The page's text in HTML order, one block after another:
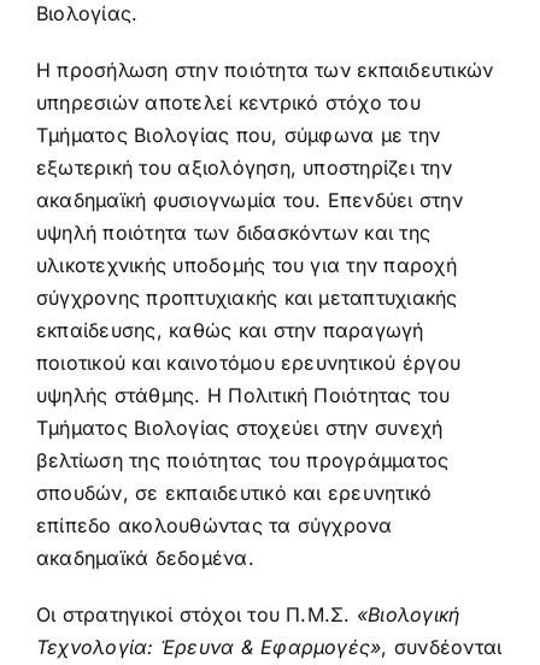
Βιολογίας.
Η προσήλωση στην ποιότητα των εκπαιδευτικών
υπηρεσιών αποτελεί κεντρικό στόχο του
Τμήματος Βιολογίας που, σύμφωνα με την
εξωτερική του αξιολόγηση, υποστηρίζει την
ακαδημαϊκή φυσιογνωμία του. Επενδύει στην
υψηλή ποιότητα των διδασκόντων και της
υλικοτεχνικής υποδομής του για την παροχή
σύγχρονης προπτυχιακής και μεταπτυχιακής
εκπαίδευσης, καθώς και στην παραγωγή
ποιοτικού και καινοτόμου ερευνητικού έργου
υψηλής στάθμης. Η Πολιτική Ποιότητας του
Τμήματος Βιολογίας στοχεύει στην συνεχή
βελτίωση της ποιότητας του προγράμματος
σπουδών, σε εκπαιδευτικό και ερευνητικό
επίπεδο ακολουθώντας τα σύγχρονα
ακαδημαϊκά δεδομένα.
Οι στρατηγικοί στόχοι του Π.Μ.Σ. «Βιολογική
Τεχνολογία: Έρευνα & Εφαρμογές», συνδέονται